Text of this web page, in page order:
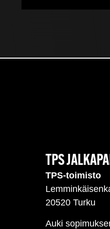
TPS
TPS-toimisto
20520 Turku
Auki